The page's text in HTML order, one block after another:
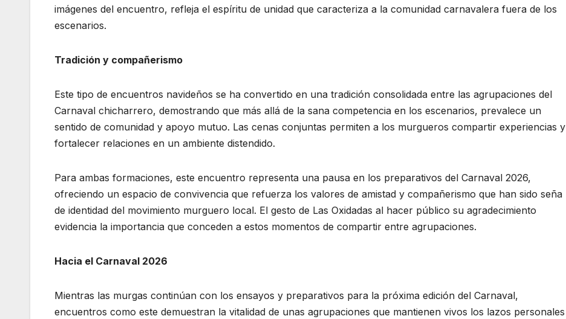
imágenes del encuentro, refleja el espíritu de unidad que caracteriza a la comunidad carnavalera fuera de los
escenarios.
Tradición y compañerismo
Este tipo de encuentros navideños se ha convertido en una tradición consolidada entre las agrupaciones del
Carnaval chicharrero, demostrando que más allá de la sana competencia en los escenarios, prevalece un
sentido de comunidad y apoyo mutuo. Las cenas conjuntas permiten a los murgueros compartir experiencias y
fortalecer relaciones en un ambiente distendido.
Para ambas formaciones, este encuentro representa una pausa en los preparativos del Carnaval 2026,
ofreciendo un espacio de convivencia que refuerza los valores de amistad y compañerismo que han sido seña
de identidad del movimiento murguero local. El gesto de Las Oxidadas al hacer público su agradecimiento
evidencia la importancia que conceden a estos momentos de compartir entre agrupaciones.
Hacia el Carnaval 2026
Mientras las murgas continúan con los ensayos y preparativos para la próxima edición del Carnaval,
encuentros como este demuestran la vitalidad de unas agrupaciones que mantienen vivos los lazos personales